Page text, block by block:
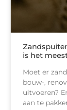
is het
Moet er
bouw-,
uitvoeren?
aan te